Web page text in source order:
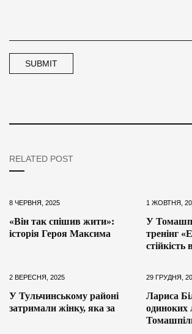
RELATED POST
8 ЧЕРВНЯ, 2025
«Він так спішив жити»:
історія Героя Максима
1 ЖОВТНЯ,
У
тренінг
стійкість
2 ВЕРЕСНЯ, 2025
У Тульчинському районі
затримали жінку, яка за
29 ГРУДНЯ,
Лариса
одиноких